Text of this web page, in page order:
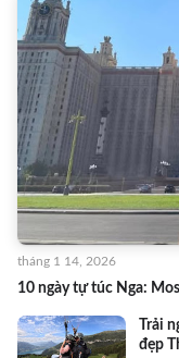
10 ngày tự túc Nga:
tháng 1 14, 2026
Trải
đẹp